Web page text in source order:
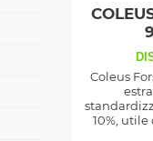
Coleus
10%,